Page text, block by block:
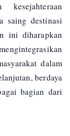
saing destinasi
ini diharapkan
dalam
berdaya
bagian dari